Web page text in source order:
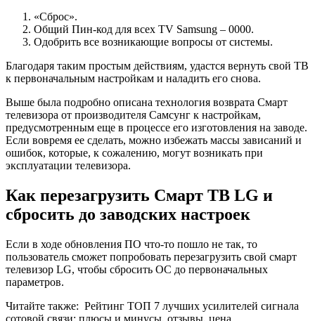
«Сброс».
Общий Пин-код для всех TV Samsung – 0000.
Одобрить все возникающие вопросы от системы.
Благодаря таким простым действиям, удастся вернуть свой ТВ
к первоначальным настройкам и наладить его снова.
Выше была подробно описана технология возврата Смарт
телевизора от производителя Самсунг к настройкам,
предусмотренным еще в процессе его изготовления на заводе.
Если вовремя ее сделать, можно избежать массы зависаний и
ошибок, которые, к сожалению, могут возникать при
эксплуатации телевизора.
Как перезагрузить Смарт ТВ LG и
сбросить до заводских настроек
Если в ходе обновления ПО что-то пошло не так, то
пользователь сможет попробовать перезагрузить свой смарт
телевизор LG, чтобы сбросить ОС до первоначальных
параметров.
Читайте также: Рейтинг ТОП 7 лучших усилителей сигнала
сотовой связи: плюсы и минусы, отзывы, цена